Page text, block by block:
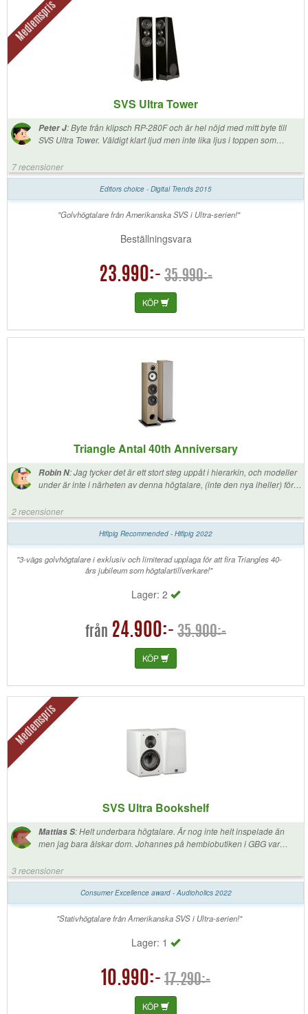
Medlemspris
SVS Ultra Tower
Peter J:Byte från klipsch RP-280F och är hel nöjd med mitt byte till
SVS Ultra Tower. Väldigt klart ljud men inte lika ljus i toppen som
ångrar absolut inte mitt köp. Har ni möjlighet så åk och provlyssna
dom.
7 recensioner
Editors choice - Digital Trends 2015
"Golvhögtalare från Amerikanska SVS i Ultra-serien!"
Beställningsvara
23.990:- 35.990:-
KÖP
Triangle Antal 40th Anniversary
Robin N:Jag tycker det är ett stort steg uppåt i hierarkin, och modeller
under är inte i närheten av denna högtalare, (inte den nya iheller) för
skapar en större känsla. För detta kampanjpris, så hade jag inte ens
funderat på något annat! Jag äger själv stativarna. Men jag blev
förvånad av att de är relativt små, men stort ljud. Jag kan definitivt
rekommendera dessa, de är denna nivån man måste nå om man ska
få riktig triangle prestanda, allt vad de är kända för, rösten känslan osv
enligt mig.
2 recensioner
Hifipig Recommended - Hifipig 2022
"3-vägs golvhögtalare i exklusiv och limiterad upplaga för att fira Triangles 40-
års jubileum som högtalartillverkare!"
Lager: 2
från 24.900:- 35.900:-
KÖP
Medlemspris
SVS Ultra Bookshelf
Mattias S:Helt underbara högtalare. Är nog inte helt inspelade än
men jag bara älskar dom. Johannes på hembiobutiken i GBG var
ultra surround, prime center, prime elevations samt två pb-1000
subwoofers. Jag har fått det jag letade efter, låter verkligen som all
action händer i mitt vardagsrum och riktigt verklighetstroget och när
man lyssnar på musik låter det helt fantastiskt också. Kunde inte vara
mer nöjd. För att inte tala om att de är väldigt snygga också, särkilt i
svart högblankt som jag valde, älskar dom.
3 recensioner
Consumer Excellence award - Audioholics 2022
"Stativhögtalare från Amerikanska SVS i Ultra-serien!"
Lager: 1
10.990:- 17.290:-
KÖP